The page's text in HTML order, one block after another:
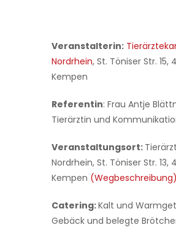
Veranstalterin:
Nordrhein, St. Töniser Str. 15,
Kempen
Referentin: Frau Antje
Tierärztin und
Veranstaltungsort:
Nordrhein, St. Töniser Str. 13,
Kempen (Wegbeschreibung)
Catering:Kalt und
Gebäck und belegte